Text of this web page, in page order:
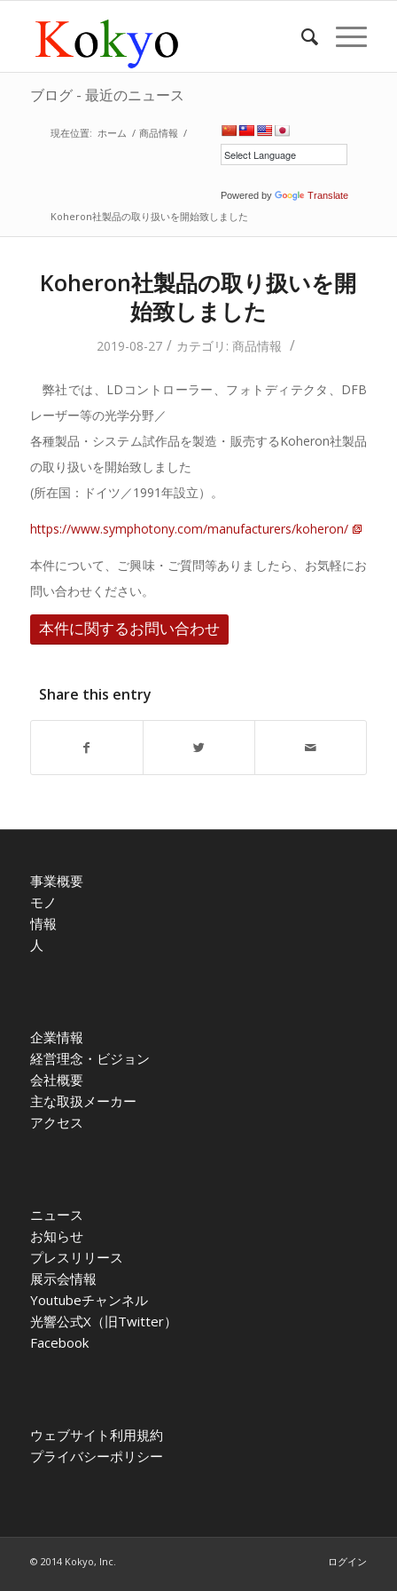
ブログ - 最近のニュース
Powered by Translate
現在位置: ホーム / 商品情報 /
Koheron社製品の取り扱いを開始致しました
Koheron社製品の取り扱いを開
始致しました
2019-08-27 / カテゴリ:商品情報 /
弊社では、LDコントローラー、フォトディテクタ、DFB
レーザー等の光学分野／
各種製品・システム試作品を製造・販売するKoheron社製品
の取り扱いを開始致しました
(所在国：ドイツ／1991年設立）。
https://www.symphotony.com/manufacturers/koheron/
本件について、ご興味・ご質問等ありましたら、お気軽にお
問い合わせください。
本件に関するお問い合わせ
Share this entry
事業概要
モノ
情報
人
企業情報
経営理念・ビジョン
会社概要
主な取扱メーカー
アクセス
ニュース
お知らせ
プレスリリース
展示会情報
Youtubeチャンネル
光響公式X（旧Twitter）
Facebook
ウェブサイト利用規約
プライバシーポリシー
© 2014 Kokyo, Inc. ログイン